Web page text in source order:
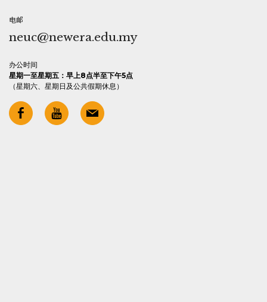
电邮
neuc@newera.edu.my
办公时间
星期一至星期五：早上8点半至下午5点
（星期六、星期日及公共假期休息）